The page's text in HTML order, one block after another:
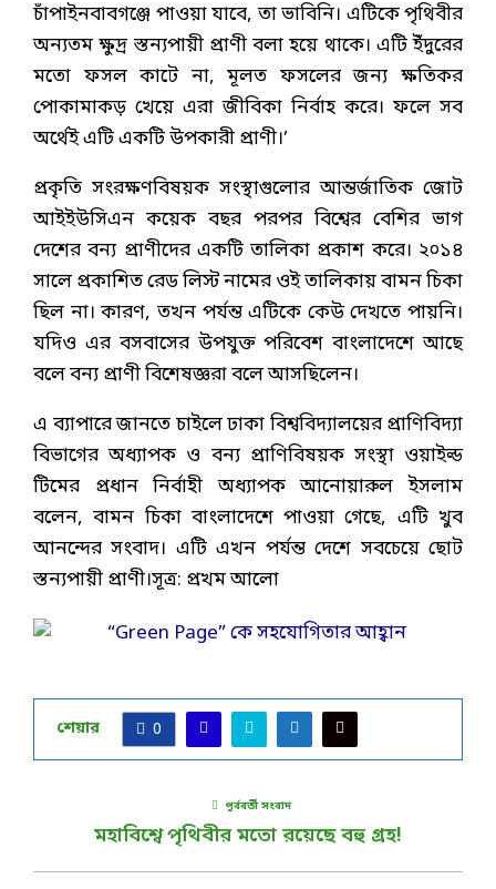
চাঁপাইনবাবগঞ্জে পাওয়া যাবে, তা ভাবিনি। এটিকে পৃথিবীর
অন্যতম ক্ষুদ্র স্তন্যপায়ী প্রাণী বলা হয়ে থাকে। এটি ইঁদুরের
মতো ফসল কাটে না, মূলত ফসলের জন্য ক্ষতিকর
পোকামাকড় খেয়ে এরা জীবিকা নির্বাহ করে। ফলে সব
অর্থেই এটি একটি উপকারী প্রাণী।’
প্রকৃতি সংরক্ষণবিষয়ক সংস্থাগুলোর আন্তর্জাতিক জোট
আইইউসিএন কয়েক বছর পরপর বিশ্বের বেশির ভাগ
দেশের বন্য প্রাণীদের একটি তালিকা প্রকাশ করে। ২০১৪
সালে প্রকাশিত রেড লিস্ট নামের ওই তালিকায় বামন চিকা
ছিল না। কারণ, তখন পর্যন্ত এটিকে কেউ দেখতে পায়নি।
যদিও এর বসবাসের উপযুক্ত পরিবেশ বাংলাদেশে আছে
বলে বন্য প্রাণী বিশেষজ্ঞরা বলে আসছিলেন।
এ ব্যাপারে জানতে চাইলে ঢাকা বিশ্ববিদ্যালয়ের প্রাণিবিদ্যা
বিভাগের অধ্যাপক ও বন্য প্রাণিবিষয়ক সংস্থা ওয়াইল্ড
টিমের প্রধান নির্বাহী অধ্যাপক আনোয়ারুল ইসলাম
বলেন, বামন চিকা বাংলাদেশে পাওয়া গেছে, এটি খুব
আনন্দের সংবাদ। এটি এখন পর্যন্ত দেশে সবচেয়ে ছোট
স্তন্যপায়ী প্রাণী।সূত্র: প্রখম আলো
শেয়ার 0
পূর্ববর্তী সংবাদ
মহাবিশ্বে পৃথিবীর মতো রয়েছে বহু গ্রহ!